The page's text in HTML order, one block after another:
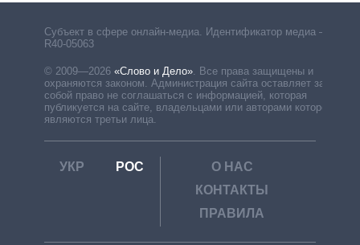
Субъект в сфере онлайн-медиа. Идентификатор медиа –
R40-05063
© 2009—2026 «Слово и Дело» Все права защищены и
охраняются законом. Администрация сайта оставляет за
собой право не соглашаться с информацией, которая
публикуется на сайте, владельцами или авторами которой
являются третьи лица.
УКР РОС
О НАС
КОНТАКТЫ
ПРАВИЛА